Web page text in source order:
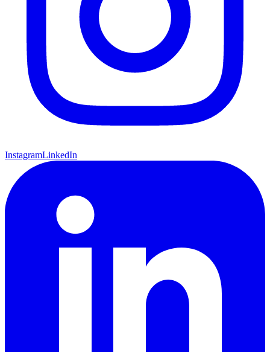
InstagramLinkedIn